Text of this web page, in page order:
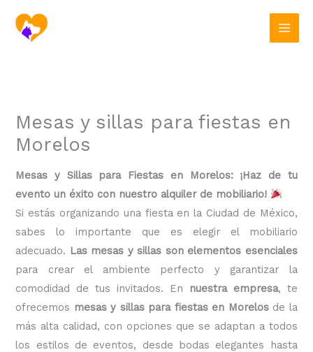
contenido
Mesas y sillas para fiestas en
Morelos
Mesas y Sillas para Fiestas en Morelos: ¡Haz de tu
evento un éxito con nuestro alquiler de mobiliario!
Si estás organizando una fiesta en la Ciudad de México,
sabes lo importante que es elegir el mobiliario
adecuado. Las mesas y sillas son elementos esenciales
para crear el ambiente perfecto y garantizar la
comodidad de tus invitados. En
nuestra empresa, te
ofrecemos mesas y sillas para fiestas en Morelosde la
más alta calidad, con opciones que se adaptan a todos
los estilos de eventos, desde bodas elegantes hasta